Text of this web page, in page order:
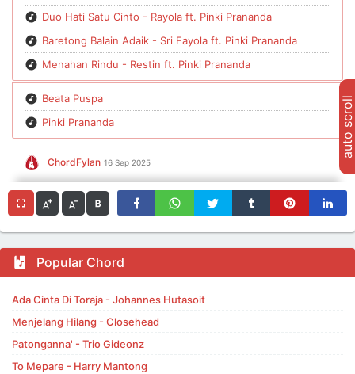
Duo Hati Satu Cinto - Rayola ft. Pinki Prananda
Baretong Balain Adaik - Sri Fayola ft. Pinki Prananda
Menahan Rindu - Restin ft. Pinki Prananda
Beata Puspa
Pinki Prananda
ChordFylan 16 Sep 2025
Popular Chord
Ada Cinta Di Toraja - Johannes Hutasoit
Menjelang Hilang - Closehead
Patonganna' - Trio Gideonz
To Mepare - Harry Mantong
auto scroll